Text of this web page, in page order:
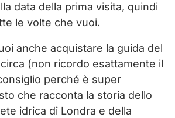
data della prima visita, quindi
le volte che vuoi.
anche acquistare la guida del
(non ricordo esattamente il
perché è super
che racconta la storia dello
idrica di Londra e della